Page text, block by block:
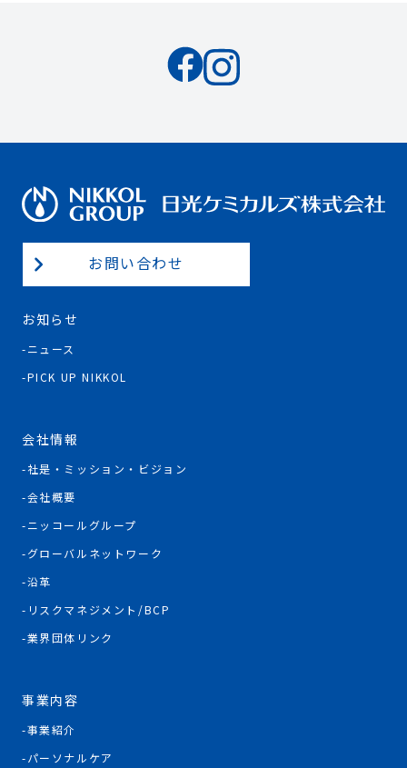
お問い合わせ
お知らせ
ニュース
PICK UP NIKKOL
会社情報
社是・ミッション・ビジョン
会社概要
ニッコールグループ
グローバルネットワーク
沿革
リスクマネジメント/BCP
業界団体リンク
事業内容
事業紹介
パーソナルケア